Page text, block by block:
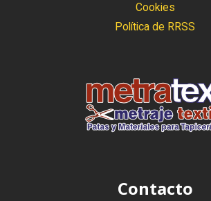
Cookies
Política de RRSS
Contacto